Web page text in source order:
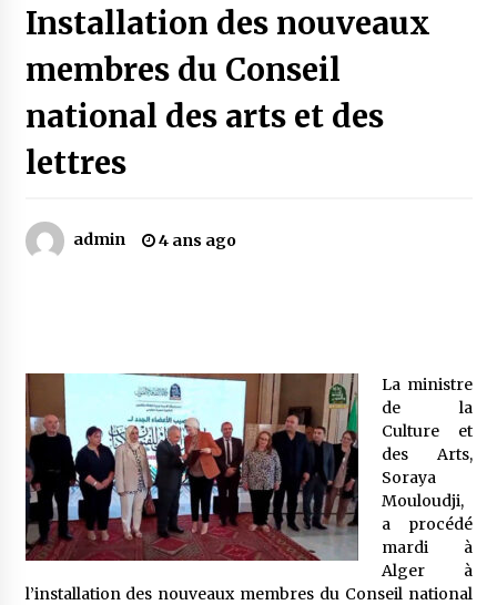
4 ans ago
montagnards
Le bouc de l’Au-delà
5 ans ago
Le monstrueux vieillard (Un récit du Sud
algérien)
5 ans ago
Rencontre nocturne dans le désert (Un conte
Installation des nouveaux
membres du Conseil
national des arts et des
lettres
admin 4 ans ago
La ministre
de la
Culture et
des Arts,
Soraya
Mouloudji,
a procédé
mardi à
Alger à
l’installation des nouveaux membres du Conseil national